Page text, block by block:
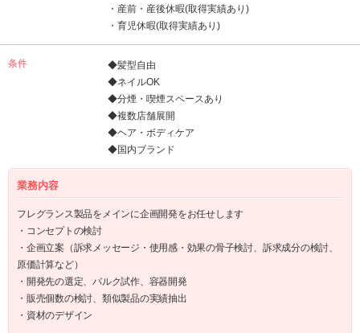
・産前・産後休暇(取得実績あり)
・育児休暇(取得実績あり)
条件
◆髪型自由
◆ネイルOK
◆分煙・喫煙スペースあり
◆複数店舗展開
◆ヘア・ボディケア
◆国内ブランド
業務内容
フレグランス製品をメインに企画開発をお任せします
・コンセプトの検討
・企画立案（訴求メッセージ・使用感・効果の骨子検討、訴求成分の検討、
原価計算など）
・開発先の選定、バルク試作、容器開発
・販売個数の検討、類似製品の実績抽出
・資材のデザイン